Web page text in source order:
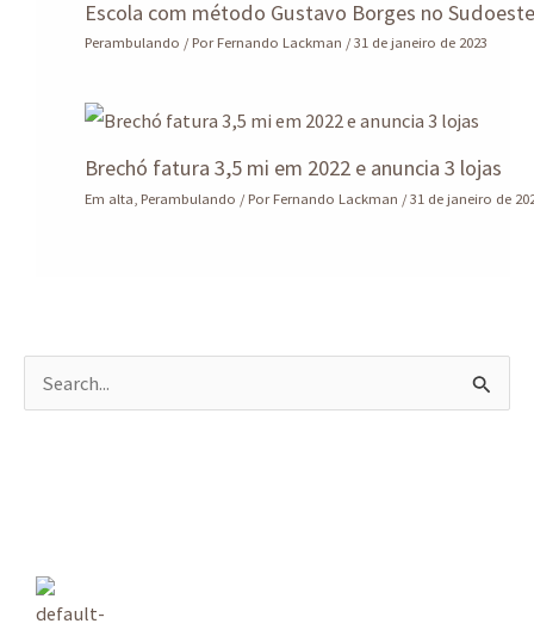
Escola com método Gustavo Borges no
Perambulando / PorFernando Lackman /31 de janeiro de 2023
Brechó fatura 3,5 mi em 2022 e anuncia 3 lojas
Em alta Perambulando / PorFernando Lackman /31 de janeiro de